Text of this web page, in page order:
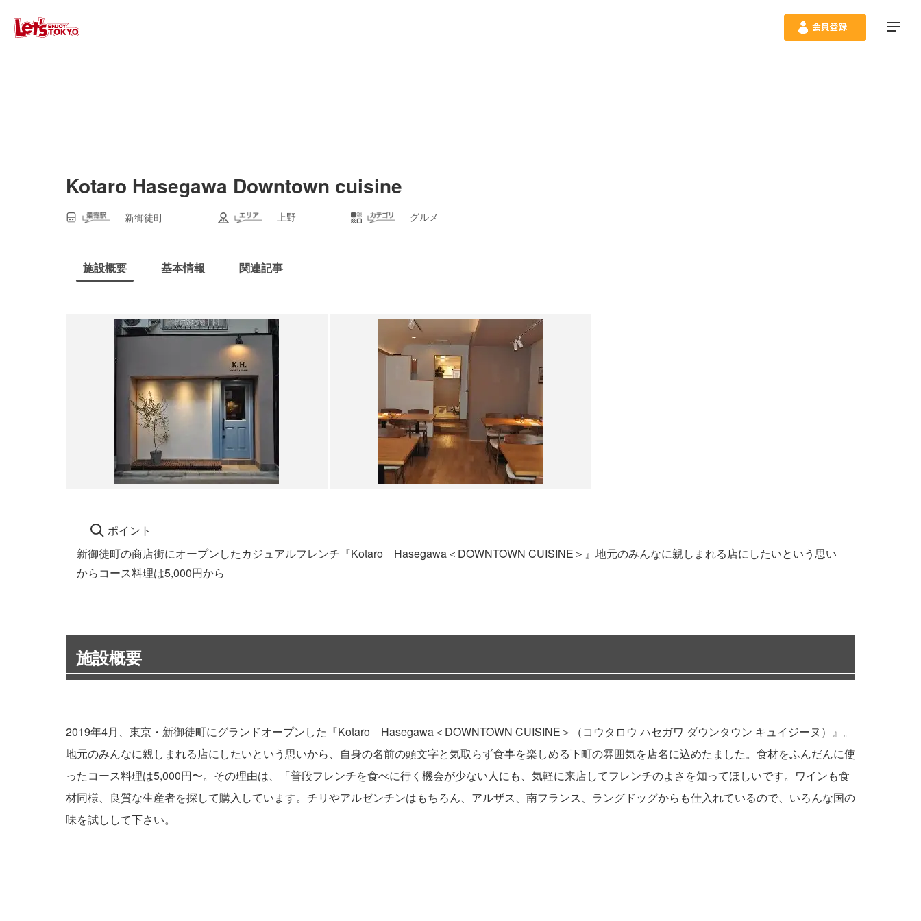
Kotaro Hasegawa Downtown cuisine
新御徒町 上野 グルメ
施設概要 基本情報 関連記事
ポイント
新御徒町の商店街にオープンしたカジュアルフレンチ『Kotaro Hasegawa＜DOWNTOWN CUISINE＞』地元のみんなに親しまれる店にしたいという思い
からコース料理は5,000円から
施設概要
2019年4月、東京・新御徒町にグランドオープンした『Kotaro Hasegawa＜DOWNTOWN CUISINE＞（コウタロウ ハセガワ ダウンタウン キュイジーヌ）』。
地元のみんなに親しまれる店にしたいという思いから、自身の名前の頭文字と気取らず食事を楽しめる下町の雰囲気を店名に込めたました。食材をふんだんに使
ったコース料理は5,000円〜。その理由は、「普段フレンチを食べに行く機会が少ない人にも、気軽に来店してフレンチのよさを知ってほしいです。ワインも食
材同様、良質な生産者を探して購入しています。チリやアルゼンチンはもちろん、アルザス、南フランス、ラングドッグからも仕入れているので、いろんな国の
味を試しして下さい。